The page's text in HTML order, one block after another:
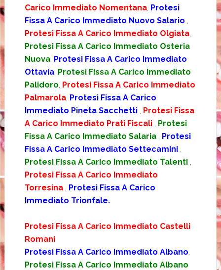
Carico Immediato Nomentana, Protesi
Fissa A Carico Immediato Nuovo Salario
Protesi Fissa A Carico Immediato Olgiata,
Protesi Fissa A Carico Immediato Osteria
Nuova, Protesi Fissa A Carico Immediato
Ottavia, Protesi Fissa A Carico Immediato
Palidoro Protesi Fissa A Carico Immediato
Palmarola, Protesi Fissa A Carico
Immediato Pineta Sacchetti
Protesi Fissa
A Carico Immediato Prati Fiscali
Protesi
Fissa A Carico Immediato Salaria
Protesi
Fissa A Carico Immediato Settecamini
Protesi Fissa A Carico Immediato Talenti
Protesi Fissa A Carico Immediato
Torresina
Protesi Fissa A Carico
Immediato Trionfale.
Protesi Fissa A Carico Immediato Castelli
Romani
Protesi Fissa A Carico Immediato Albano
Protesi Fissa A Carico Immediato Albano